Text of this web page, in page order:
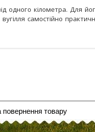
одного кілометра. Для
самостійно
повернення товару